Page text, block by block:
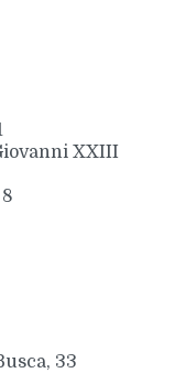
XXIII
33